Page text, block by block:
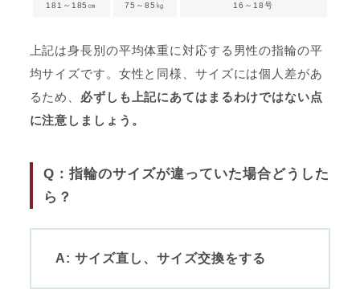
181～185㎝ 75～85㎏ 16～18号
上記は身長別の平均体重に対応する男性の指輪の平
均サイズです。女性と同様、サイズには個人差があ
るため、 必ずしも上記にあてはまるわけではない点
に注意しましょう。
Q：指輪のサイズが違っていた場合どうした
ら？
A: サイズ直し、サイズ交換をする